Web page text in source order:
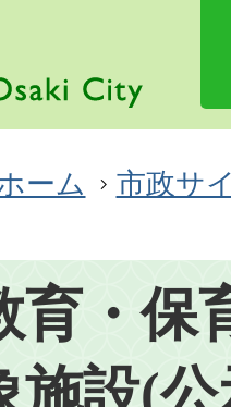
ーム 市政サ
育・保
施設(